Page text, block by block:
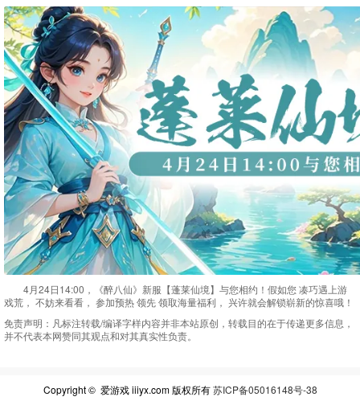
4月24日14:00，《醉八仙》新服【蓬莱仙境】与您相约！假如您 凑巧遇上游
戏荒， 不妨来看看， 参加预热 领先 领取海量福利， 兴许就会解锁崭新的惊喜哦！
免责声明： 凡标注转载/编译字样内容并非本站原创，转载目的在于传递更多信息，
并不代表本网赞同其观点和对其真实性负责。
Copyright © 爱游戏 iiiyx.com 版权所有苏ICP备05016148号-38